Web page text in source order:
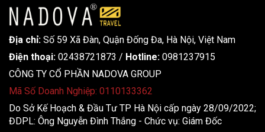
Địa chỉ: Số 59 Xã Đàn, Quận Đống Đa, ​​Hà Nội, Việt Nam
Điện thoại: 02438721873 / Hotline: 0981237915
CÔNG TY CỔ PHẦN NADOVA GROUP
Mã Số Doanh Nghiệp: 0110133362
Do Sở Kế Hoạch & Đầu Tư TP Hà Nội cấp ngày 28/09/2022;
ĐDPL: Ông Nguyễn Đình Thắng - Chức vụ: Giám Đốc